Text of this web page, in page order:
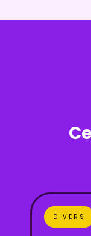
DIVERS